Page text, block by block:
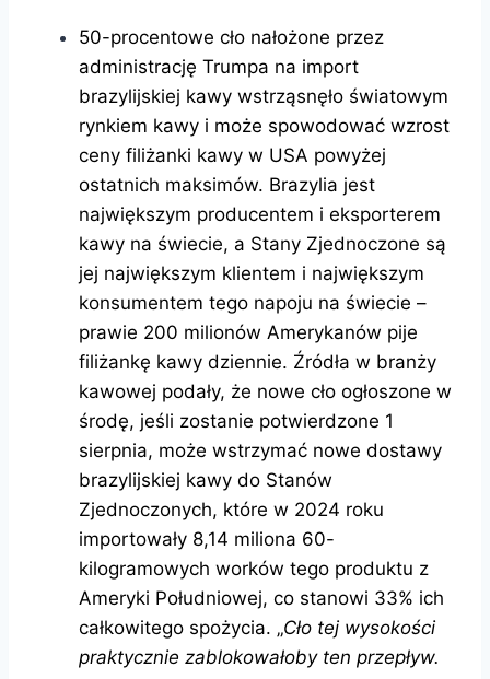
50-procentowe cło nałożone przez
administrację Trumpa na import
brazylijskiej kawy wstrząsnęło światowym
rynkiem kawy i może spowodować wzrost
ceny filiżanki kawy w USA powyżej
ostatnich maksimów. Brazylia jest
największym producentem i eksporterem
kawy na świecie, a Stany Zjednoczone są
jej największym klientem i największym
konsumentem tego napoju na świecie –
prawie 200 milionów Amerykanów pije
filiżankę kawy dziennie. Źródła w branży
kawowej podały, że nowe cło ogłoszone w
środę, jeśli zostanie potwierdzone 1
sierpnia, może wstrzymać nowe dostawy
brazylijskiej kawy do Stanów
Zjednoczonych, które w 2024 roku
importowały 8,14 miliona 60-
kilogramowych worków tego produktu z
Ameryki Południowej, co stanowi 33% ich
całkowitego spożycia. „Cło tej wysokości
praktycznie zablokowałoby ten przepływ.